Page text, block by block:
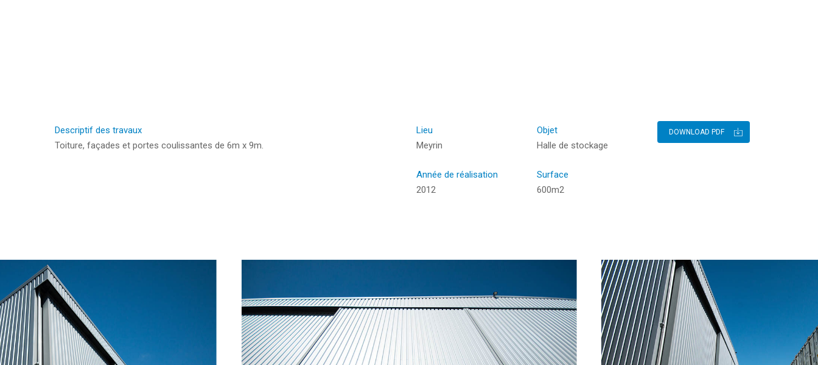
Descriptif des travaux
Toiture, façades et portes coulissantes de 6m x 9m.
Lieu
Meyrin
Année de réalisation
2012
Objet
Halle de stockage
Surface
600m2
DOWNLOAD PDF